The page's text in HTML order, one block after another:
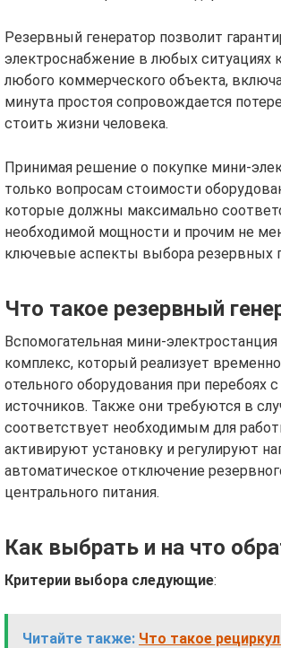
Резервный генератор позволит
электроснабжение в любых ситуациях
любого коммерческого объекта,
минута простоя сопровождается
стоить жизни человека.
Принимая решение о покупке мини-
только вопросам стоимости
которые должны максимально
необходимой мощности и прочим не
ключевые аспекты выбора резервных
Что такое резервный
Вспомогательная мини-
комплекс, который реализует
отельного оборудования при перебоях
источников. Также они требуются в
соответствует необходимым для
активируют установку и регулируют
автоматическое отключение
центрального питания.
Как выбрать и на что
Критерии выбора следующие:
Читайте также: Что такое